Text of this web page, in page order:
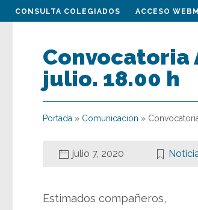
CONSULTA COLEGIADOS ACCESO
Convocatoria
julio. 18.00 h
Portada » Comunicación »
julio 7, 2020
Estimados compañeros,